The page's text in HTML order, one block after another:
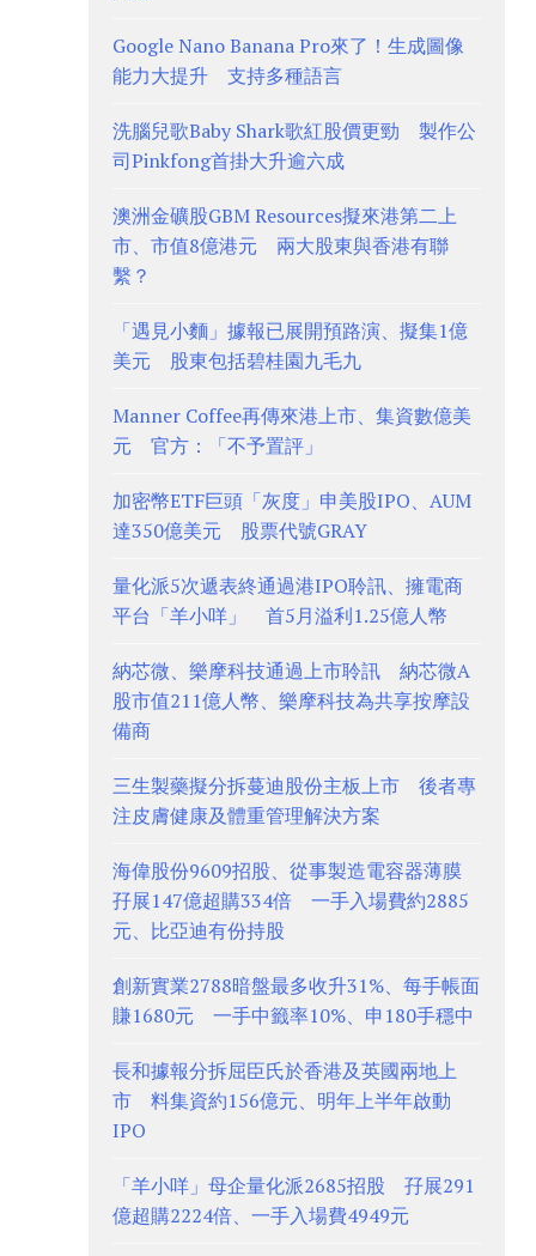
Google Nano Banana Pro來了！生成圖像
能力大提升 支持多種語言
洗腦兒歌Baby Shark歌紅股價更勁 製作公
司Pinkfong首掛大升逾六成
澳洲金礦股GBM Resources擬來港第二上
市、市值8億港元 兩大股東與香港有聯
繫？
「遇見小麵」據報已展開預路演、擬集1億
美元 股東包括碧桂園九毛九
Manner Coffee再傳來港上市、集資數億美
元 官方：「不予置評」
加密幣ETF巨頭「灰度」申美股IPO、AUM
達350億美元 股票代號GRAY
量化派5次遞表終通過港IPO聆訊、擁電商
平台「羊小咩」 首5月溢利1.25億人幣
納芯微、樂摩科技通過上市聆訊 納芯微A
股市值211億人幣、樂摩科技為共享按摩設
備商
三生製藥擬分拆蔓迪股份主板上市 後者專
注皮膚健康及體重管理解決方案
海偉股份9609招股、從事製造電容器薄膜
孖展147億超購334倍 一手入場費約2885
元、比亞迪有份持股
創新實業2788暗盤最多收升31%、每手帳面
賺1680元 一手中籤率10%、申180手穩中
長和據報分拆屈臣氏於香港及英國兩地上
市 料集資約156億元、明年上半年啟動
IPO
「羊小咩」母企量化派2685招股 孖展291
億超購2224倍、一手入場費4949元